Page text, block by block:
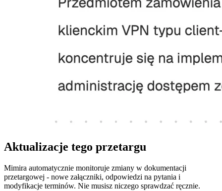
Aktualizacje tego przetargu
Mimira automatycznie monitoruje zmiany w dokumentacji
przetargowej - nowe załączniki, odpowiedzi na pytania i
modyfikacje terminów. Nie musisz niczego sprawdzać ręcznie.